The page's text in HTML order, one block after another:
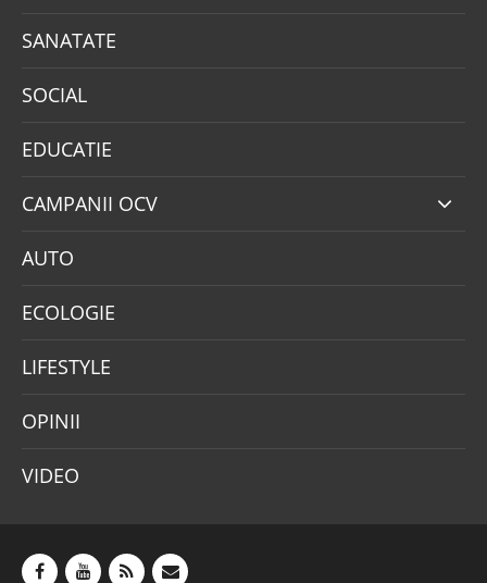
SANATATE
SOCIAL
EDUCATIE
CAMPANII OCV
AUTO
ECOLOGIE
LIFESTYLE
OPINII
VIDEO